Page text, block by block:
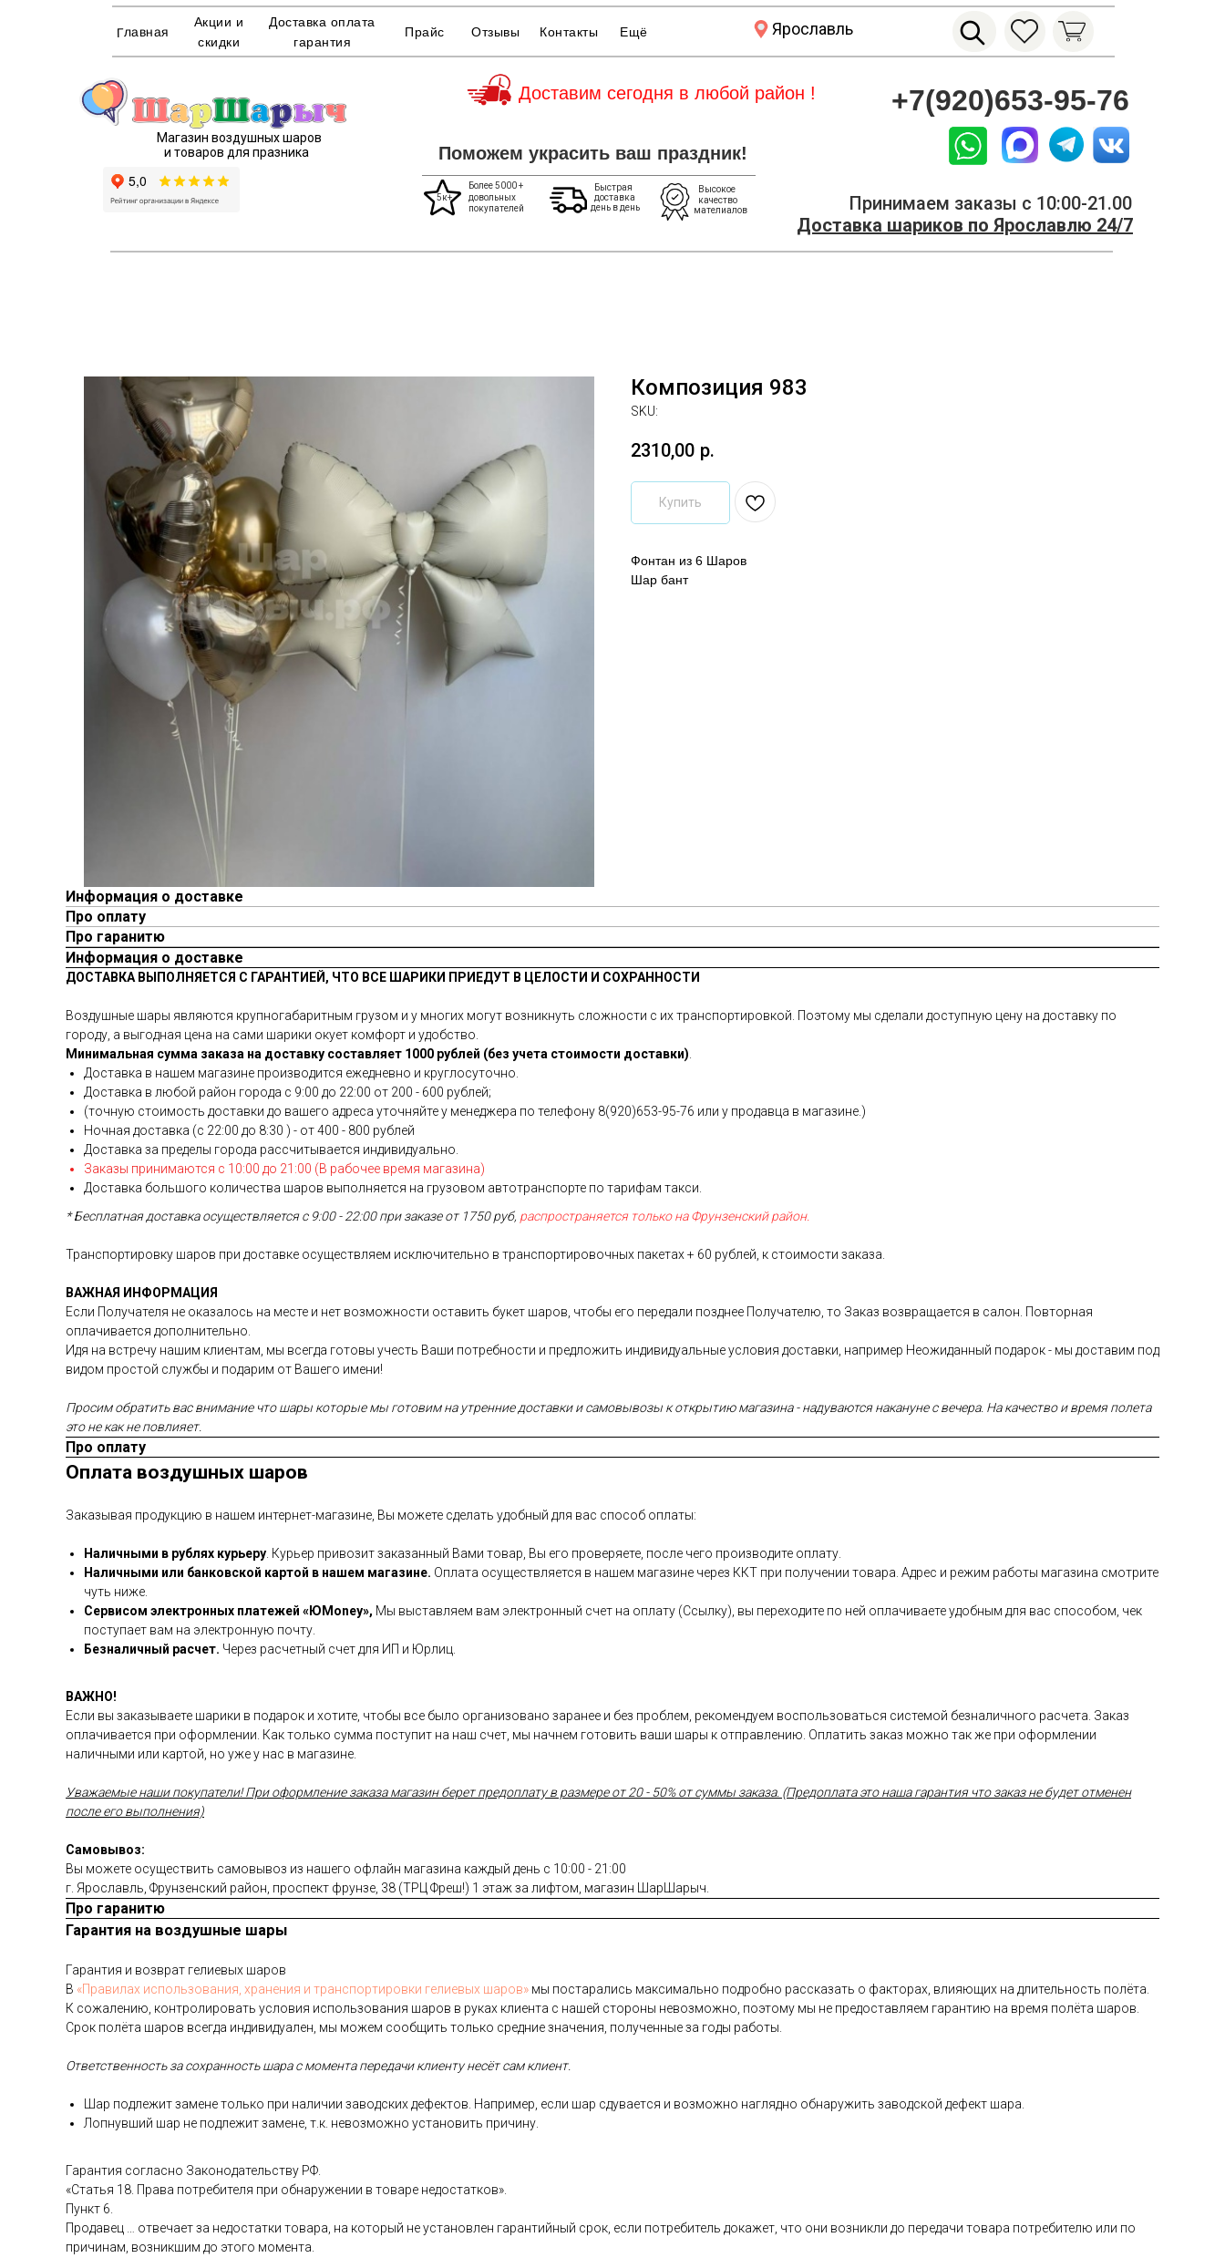
Главная Прайс
Доставка оплата
гарантия
Отзывы Контакты
Акции и
скидки
Ярославль
Ещё
+7(920)653-95-76
Принимаем заказы с 10:00-21.00
Доставка шариков по Ярославлю 24/7
Магазин воздушных шаров
и товаров для празника
довольных
5к+
покупателей
Быстрая
доставка
Более 5000 +
Высокое
качество
Поможем украсить ваш праздник!
мателиалов
день в день
Доставим сегодня в любой район !
Композиция 983
SKU:
2310,00 р.
Купить
Фонтан из 6 Шаров
Шар бант
Информация о доставке
Про оплату
Про гаранитю
Информация о доставке
ДОСТАВКА ВЫПОЛНЯЕТСЯ С ГАРАНТИЕЙ, ЧТО ВСЕ ШАРИКИ ПРИЕДУТ В ЦЕЛОСТИ И СОХРАННОСТИ
Воздушные шары являются крупногабаритным грузом и у многих могут возникнуть сложности с их транспортировкой. Поэтому мы сделали доступную цену на доставку по
городу, а выгодная цена на сами шарики окует комфорт и удобство.
Минимальная сумма заказа на доставку составляет 1000 рублей (без учета стоимости доставки)
Доставка в нашем магазине производится ежедневно и круглосуточно.
Доставка в любой район города c 9:00 до 22:00 от 200 - 600 рублей;
(точную стоимость доставки до вашего адреса уточняйте у менеджера по телефону 8(920)653-95-76 или у продавца в магазине.)
Ночная доставка (с 22:00 до 8:30 ) - от 400 - 800 рублей
Доставка за пределы города рассчитывается индивидуально.
Заказы принимаются с 10:00 до 21:00 (В рабочее время магазина)
Доставка большого количества шаров выполняется на грузовом автотранспорте по тарифам такси.
* Бесплатная доставка осуществляется с 9:00 - 22:00 при заказе от 1750 руб, распространяется только на Фрунзенский район.
Транспортировку шаров при доставке осуществляем исключительно в транспортировочных пакетах + 60 рублей, к стоимости заказа.
ВАЖНАЯ ИНФОРМАЦИЯ
Если Получателя не оказалось на месте и нет возможности оставить букет шаров, чтобы его передали позднее Получателю, то Заказ возвращается в салон. Повторная
оплачивается дополнительно.
Идя на встречу нашим клиентам, мы всегда готовы учесть Ваши потребности и предложить индивидуальные условия доставки, например Неожиданный подарок - мы доставим под
видом простой службы и подарим от Вашего имени!
Просим обратить вас внимание что шары которые мы готовим на утренние доставки и самовывозы к открытию магазина - надуваются накануне с вечера. На качество и время полета
это не как не повлияет.
Про оплату
Оплата воздушных шаров
Заказывая продукцию в нашем интернет-магазине, Вы можете сделать удобный для вас способ оплаты:
Наличными в рублях курьеру . Курьер привозит заказанный Вами товар, Вы его проверяете, после чего производите оплату.
Наличными или банковской картой в нашем магазине. Оплата осуществляется в нашем магазине через ККТ при получении товара. Адрес и режим работы магазина смотрите
чуть ниже.
Сервисом электронных платежей «ЮMoney», Мы выставляем вам электронный счет на оплату (Ссылку), вы переходите по ней оплачиваете удобным для вас способом, чек
поступает вам на электронную почту.
Безналичный расчет. Через расчетный счет для ИП и Юрлиц.
ВАЖНО!
Если вы заказываете шарики в подарок и хотите, чтобы все было организовано заранее и без проблем, рекомендуем воспользоваться системой безналичного расчета. Заказ
оплачивается при оформлении. Как только сумма поступит на наш счет, мы начнем готовить ваши шары к отправлению. Оплатить заказ можно так же при оформлении
наличными или картой, но уже у нас в магазине.
Уважаемые наши покупатели! При оформление заказа магазин берет предоплату в размере от 20 - 50% от суммы заказа. (Предоплата это наша гарантия что заказ не будет отменен
после его выполнения)
Самовывоз:
Вы можете осуществить самовывоз из нашего офлайн магазина каждый день с 10:00 - 21:00
г. Ярославль, Фрунзенский район, проспект фрунзе, 38 (ТРЦ Фреш!) 1 этаж за лифтом, магазин ШарШарыч.
Про гаранитю
Гарантия на воздушные шары
Га­ран­тия и воз­врат ге­ли­евых ша­ров
В «Пра­ви­лах ис­поль­зо­ва­ния, хра­не­ния и тран­спор­ти­ров­ки ге­ли­евых ша­ров» мы пос­та­рались мак­си­маль­но под­робно рас­ска­зать о фак­то­рах, вли­яющих на дли­тель­ность по­лёта.
К со­жале­нию, кон­тро­лиро­вать ус­ло­вия ис­поль­зо­вания ша­ров в ру­ках кли­ен­та с на­шей сто­роны не­воз­можно, по­это­му мы не пре­дос­тавля­ем га­ран­тию на вре­мя по­лёта ша­ров.
Срок по­лёта ша­ров всег­да ин­ди­виду­ален, мы мо­жем со­об­щить толь­ко сред­ние зна­чения, по­лучен­ные за го­ды ра­боты.
От­ветс­твен­ность за сох­ранность ша­ра с мо­мен­та пе­реда­чи кли­ен­ту не­сёт сам кли­ент.
Шар под­ле­жит за­мене толь­ко при на­личии за­вод­ских де­фек­тов. Нап­ри­мер, ес­ли шар сду­ва­ет­ся и воз­можно наг­лядно об­на­ружить за­вод­ской де­фект ша­ра.
Лоп­нувший шар не под­ле­жит за­мене, т.к. не­воз­можно ус­та­новить при­чину.
Га­ран­тия сог­ласно За­коно­датель­ству РФ.
«Статья 18. Пра­ва пот­ре­бите­ля при об­на­руже­нии в то­варе не­дос­татков».
Пункт 6.
Про­давец … от­ве­ча­ет за не­дос­татки то­вара, на ко­торый не ус­та­нов­лен га­ран­тий­ный срок, ес­ли пот­ре­битель до­кажет, что они воз­никли до пе­реда­чи то­вара пот­ре­бите­лю или по
при­чинам, воз­никшим до это­го мо­мен­та.